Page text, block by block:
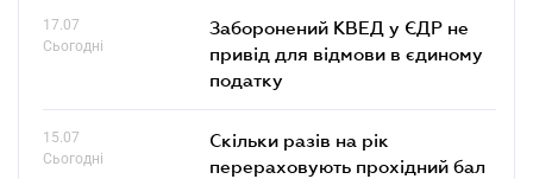
17.07
Сьогодні
Заборонений КВЕД у ЄДР не
привід для відмови в єдиному
податку
15.07
Сьогодні
Скільки разів на рік
перераховують прохідний бал